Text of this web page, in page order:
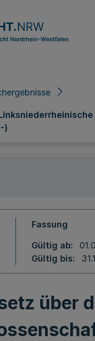
)
Fassung
Gültig ab
Gültig bis
über